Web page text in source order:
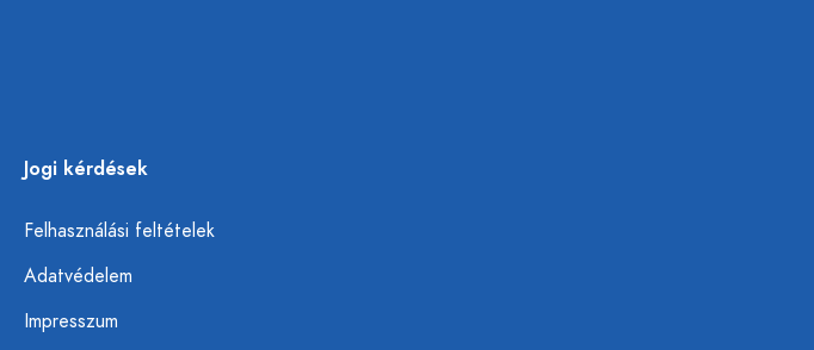
Jogi kérdések
Felhasználási feltételek
Adatvédelem
Impresszum